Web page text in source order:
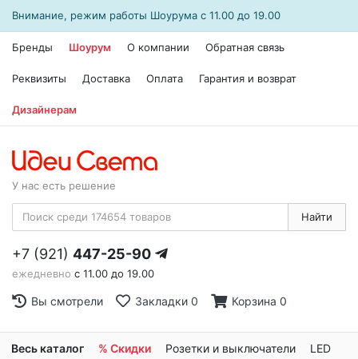
Внимание, режим работы Шоурума с 11.00 до 19.00
Бренды Шоурум О компании Обратная связь
Реквизиты Доставка Оплата Гарантия и возврат
Дизайнерам
У нас есть решение
Найти
+7 (921) 447-25-90
ежедневно с 11.00 до 19.00
Вы смотрели Закладки 0 Корзина 0
Весь каталог % Скидки Розетки и выключатели LED